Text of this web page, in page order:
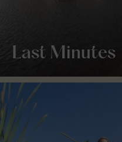
Last Minutes